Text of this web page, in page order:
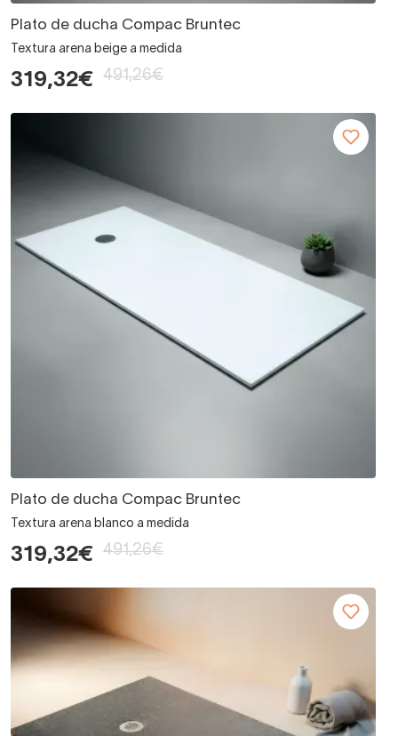
Plato de ducha Compac Bruntec
Textura arena beige a medida
319,32€ 491,26€
Plato de ducha Compac Bruntec
Textura arena blanco a medida
319,32€ 491,26€